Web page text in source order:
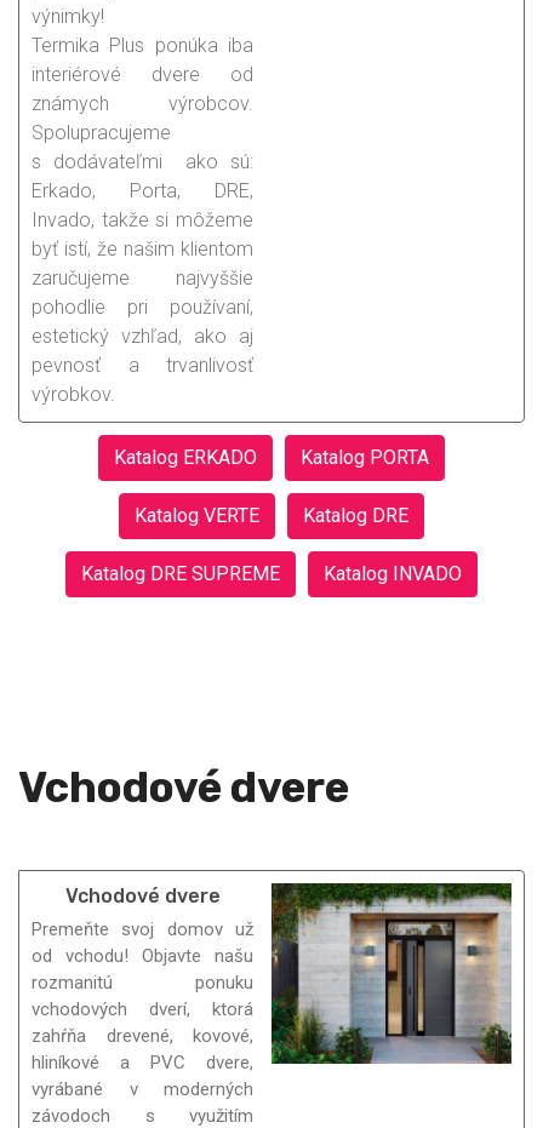
výnimky!
Termika Plus ponúka iba
interiérové dvere od
známych výrobcov.
Spolupracujeme
s dodávateľmi ako sú:
Erkado, Porta, DRE,
Invado, takže si môžeme
byť istí, že našim klientom
zaručujeme najvyššie
pohodlie pri používaní,
estetický vzhľad, ako aj
pevnosť a trvanlivosť
výrobkov.
Katalog ERKADO Katalog PORTA
Katalog VERTE Katalog DRE
Katalog DRE SUPREME Katalog INVADO
Vchodové dvere
Vchodové dvere
Premeňte svoj domov už
od vchodu! Objavte našu
rozmanitú ponuku
vchodových dverí, ktorá
zahŕňa drevené, kovové,
hliníkové a PVC dvere,
vyrábané v moderných
závodoch s využitím